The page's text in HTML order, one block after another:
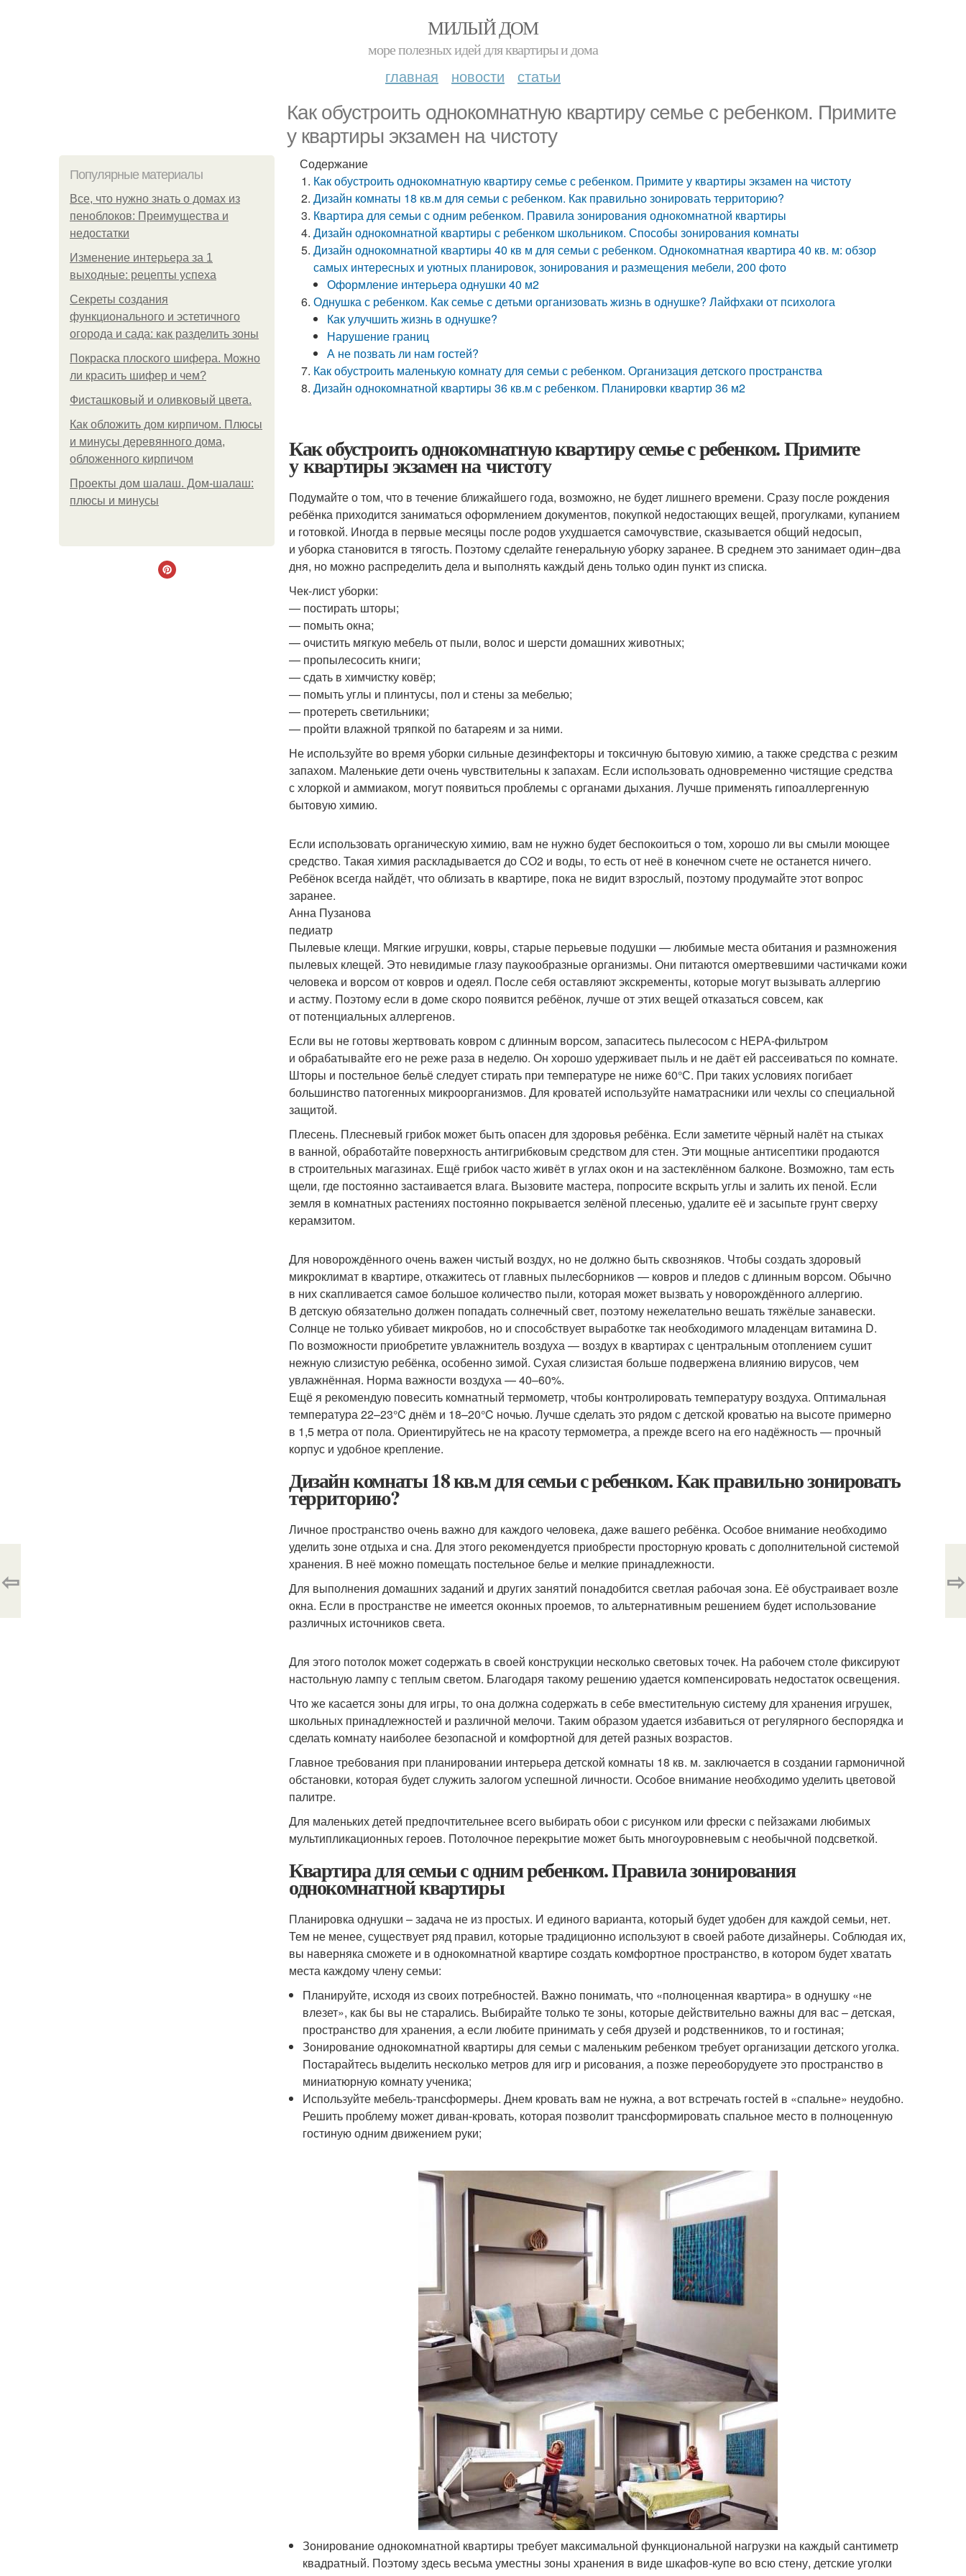
МИЛЫЙ ДОМ
море полезных идей для квартиры и дома
главная новости статьи
Как обустроить однокомнатную квартиру семье с ребенком. Примите
у квартиры экзамен на чистоту
Популярные материалы
Все, что нужно знать о домах из
пеноблоков: Преимущества и
недостатки
Изменение интерьера за 1
выходные: рецепты успеха
Секреты создания
функционального и эстетичного
огорода и сада: как разделить зоны
Покраска плоского шифера. Можно
ли красить шифер и чем?
Фисташковый и оливковый цвета.
Как обложить дом кирпичом. Плюсы
и минусы деревянного дома,
обложенного кирпичом
Проекты дом шалаш. Дом-шалаш:
плюсы и минусы
Содержание
Как обустроить однокомнатную квартиру семье с ребенком. Примите у квартиры экзамен на чистоту
Дизайн комнаты 18 кв.м для семьи с ребенком. Как правильно зонировать территорию?
Квартира для семьи с одним ребенком. Правила зонирования однокомнатной квартиры
Дизайн однокомнатной квартиры с ребенком школьником. Способы зонирования комнаты
Дизайн однокомнатной квартиры 40 кв м для семьи с ребенком. Однокомнатная квартира 40 кв. м: обзор
самых интересных и уютных планировок, зонирования и размещения мебели, 200 фото
Оформление интерьера однушки 40 м2
Однушка с ребенком. Как семье с детьми организовать жизнь в однушке? Лайфхаки от психолога
Как улучшить жизнь в однушке?
Нарушение границ
А не позвать ли нам гостей?
Как обустроить маленькую комнату для семьи с ребенком. Организация детского пространства
Дизайн однокомнатной квартиры 36 кв.м с ребенком. Планировки квартир 36 м2
Как обустроить однокомнатную квартиру семье с ребенком. Примите
у квартиры экзамен на чистоту
Подумайте о том, что в течение ближайшего года, возможно, не будет лишнего времени. Сразу после рождения
ребёнка приходится заниматься оформлением документов, покупкой недостающих вещей, прогулками, купанием
и готовкой. Иногда в первые месяцы после родов ухудшается самочувствие, сказывается общий недосып,
и уборка становится в тягость. Поэтому сделайте генеральную уборку заранее. В среднем это занимает один–два
дня, но можно распределить дела и выполнять каждый день только один пункт из списка.
Чек-лист уборки:
— постирать шторы;
— помыть окна;
— очистить мягкую мебель от пыли, волос и шерсти домашних животных;
— пропылесосить книги;
— сдать в химчистку ковёр;
— помыть углы и плинтусы, пол и стены за мебелью;
— протереть светильники;
— пройти влажной тряпкой по батареям и за ними.
Не используйте во время уборки сильные дезинфекторы и токсичную бытовую химию, а также средства с резким
запахом. Маленькие дети очень чувствительны к запахам. Если использовать одновременно чистящие средства
с хлоркой и аммиаком, могут появиться проблемы с органами дыхания. Лучше применять гипоаллергенную
бытовую химию.
Если использовать органическую химию, вам не нужно будет беспокоиться о том, хорошо ли вы смыли моющее
средство. Такая химия раскладывается до СО2 и воды, то есть от неё в конечном счете не останется ничего.
Ребёнок всегда найдёт, что облизать в квартире, пока не видит взрослый, поэтому продумайте этот вопрос
заранее.
Анна Пузанова
педиатр
Пылевые клещи. Мягкие игрушки, ковры, старые перьевые подушки — любимые места обитания и размножения
пылевых клещей. Это невидимые глазу паукообразные организмы. Они питаются омертвевшими частичками кожи
человека и ворсом от ковров и одеял. После себя оставляют экскременты, которые могут вызывать аллергию
и астму. Поэтому если в доме скоро появится ребёнок, лучше от этих вещей отказаться совсем, как
от потенциальных аллергенов.
Если вы не готовы жертвовать ковром с длинным ворсом, запаситесь пылесосом с НЕРА-фильтром
и обрабатывайте его не реже раза в неделю. Он хорошо удерживает пыль и не даёт ей рассеиваться по комнате.
Шторы и постельное бельё следует стирать при температуре не ниже 60°С. При таких условиях погибает
большинство патогенных микроорганизмов. Для кроватей используйте наматрасники или чехлы со специальной
защитой.
Плесень. Плесневый грибок может быть опасен для здоровья ребёнка. Если заметите чёрный налёт на стыках
в ванной, обработайте поверхность антигрибковым средством для стен. Эти мощные антисептики продаются
в строительных магазинах. Ещё грибок часто живёт в углах окон и на застеклённом балконе. Возможно, там есть
щели, где постоянно застаивается влага. Вызовите мастера, попросите вскрыть углы и залить их пеной. Если
земля в комнатных растениях постоянно покрывается зелёной плесенью, удалите её и засыпьте грунт сверху
керамзитом.
Для новорождённого очень важен чистый воздух, но не должно быть сквозняков. Чтобы создать здоровый
микроклимат в квартире, откажитесь от главных пылесборников — ковров и пледов с длинным ворсом. Обычно
в них скапливается самое большое количество пыли, которая может вызвать у новорождённого аллергию.
В детскую обязательно должен попадать солнечный свет, поэтому нежелательно вешать тяжёлые занавески.
Солнце не только убивает микробов, но и способствует выработке так необходимого младенцам витамина D.
По возможности приобретите увлажнитель воздуха — воздух в квартирах с центральным отоплением сушит
нежную слизистую ребёнка, особенно зимой. Сухая слизистая больше подвержена влиянию вирусов, чем
увлажнённая. Норма важности воздуха — 40–60%.
Ещё я рекомендую повесить комнатный термометр, чтобы контролировать температуру воздуха. Оптимальная
температура 22–23°C днём и 18–20°C ночью. Лучше сделать это рядом с детской кроватью на высоте примерно
в 1,5 метра от пола. Ориентируйтесь не на красоту термометра, а прежде всего на его надёжность — прочный
корпус и удобное крепление.
Дизайн комнаты 18 кв.м для семьи с ребенком. Как правильно зонировать
территорию?
Личное пространство очень важно для каждого человека, даже вашего ребёнка. Особое внимание необходимо
уделить зоне отдыха и сна. Для этого рекомендуется приобрести просторную кровать с дополнительной системой
хранения. В неё можно помещать постельное белье и мелкие принадлежности.
Для выполнения домашних заданий и других занятий понадобится светлая рабочая зона. Её обустраивает возле
окна. Если в пространстве не имеется оконных проемов, то альтернативным решением будет использование
различных источников света.
Для этого потолок может содержать в своей конструкции несколько световых точек. На рабочем столе фиксируют
настольную лампу с теплым светом. Благодаря такому решению удается компенсировать недостаток освещения.
Что же касается зоны для игры, то она должна содержать в себе вместительную систему для хранения игрушек,
школьных принадлежностей и различной мелочи. Таким образом удается избавиться от регулярного беспорядка и
сделать комнату наиболее безопасной и комфортной для детей разных возрастов.
Главное требования при планировании интерьера детской комнаты 18 кв. м. заключается в создании гармоничной
обстановки, которая будет служить залогом успешной личности. Особое внимание необходимо уделить цветовой
палитре.
Для маленьких детей предпочтительнее всего выбирать обои с рисунком или фрески с пейзажами любимых
мультипликационных героев. Потолочное перекрытие может быть многоуровневым с необычной подсветкой.
Квартира для семьи с одним ребенком. Правила зонирования
однокомнатной квартиры
Планировка однушки – задача не из простых. И единого варианта, который будет удобен для каждой семьи, нет.
Тем не менее, существует ряд правил, которые традиционно используют в своей работе дизайнеры. Соблюдая их,
вы наверняка сможете и в однокомнатной квартире создать комфортное пространство, в котором будет хватать
места каждому члену семьи:
Планируйте, исходя из своих потребностей. Важно понимать, что «полноценная квартира» в однушку «не
влезет», как бы вы не старались. Выбирайте только те зоны, которые действительно важны для вас – детская,
пространство для хранения, а если любите принимать у себя друзей и родственников, то и гостиная;
Зонирование однокомнатной квартиры для семьи с маленьким ребенком требует организации детского уголка.
Постарайтесь выделить несколько метров для игр и рисования, а позже переоборудуете это пространство в
миниатюрную комнату ученика;
Используйте мебель-трансформеры. Днем кровать вам не нужна, а вот встречать гостей в «спальне» неудобно.
Решить проблему может диван-кровать, которая позволит трансформировать спальное место в полноценную
гостиную одним движением руки;
Зонирование однокомнатной квартиры требует максимальной функциональной нагрузки на каждый сантиметр
квадратный. Поэтому здесь весьма уместны зоны хранения в виде шкафов-купе во всю стену, детские уголки
⇦ ⇨